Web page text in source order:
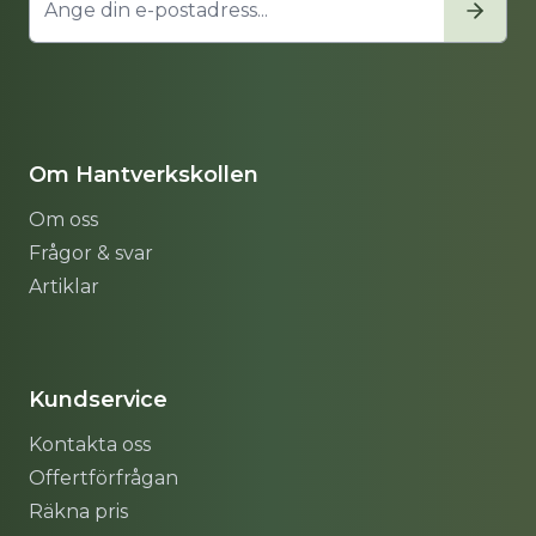
Om Hantverkskollen
Om oss
Frågor & svar
Artiklar
Kundservice
Kontakta oss
Offertförfrågan
Räkna pris